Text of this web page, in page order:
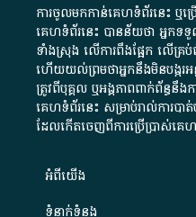
ការចូលមកកាន់គេហទំព័រនេះ ឬប្
គេហទំព័រនេះ បានន័យថា អ្នកទ
ទាំងស្រុង លើការពឹងផ្អែក លើគ្
ហើយយល់ព្រមថាអ្នកនឹងមិនបង្ករអ
ត្រូវពីបុគ្គល ឬអង្គភាពពាក់ព័ន្ធនឹង
គេហទំព័រនេះ សម្រាប់រាល់ការប
ដែលកើតចេញពីការប្រើប្រាស់គេ
អំពី​យើង​
ទំនាក់ទំនង